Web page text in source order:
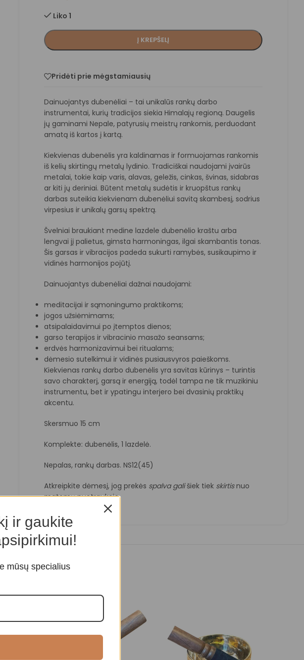
Liko 1
Į KREPŠELĮ
Pridėti prie mėgstamiausių
Dainuojantys dubenėliai – tai unikalūs rankų darbo
instrumentai, kurių tradicijos siekia Himalajų regioną. Daugelis
jų gaminami Nepale, patyrusių meistrų rankomis, perduodant
amatą iš kartos į kartą.
Kiekvienas dubenėlis yra kaldinamas ir formuojamas rankomis
iš kelių skirtingų metalų lydinio. Tradiciškai naudojami įvairūs
metalai, tokie kaip varis, alavas, geležis, cinkas, švinas, sidabras
ar kiti jų deriniai. Būtent metalų sudėtis ir kruopštus rankų
darbas suteikia kiekvienam dubenėliui savitą skambesį, sodrius
virpesius ir unikalų garsų spektrą.
Švelniai braukiant medine lazdele dubenėlio kraštu arba
lengvai jį palietus, gimsta harmoningas, ilgai skambantis tonas.
Šis garsas ir vibracijos padeda sukurti ramybės, susikaupimo ir
vidinės harmonijos pojūtį.
Dainuojantys dubenėliai dažnai naudojami:
meditacijai ir sąmoningumo praktikoms;
jogos užsiėmimams;
atsipalaidavimui po įtemptos dienos;
garso terapijos ir vibracinio masažo seansams;
erdvės harmonizavimui bei ritualams;
dėmesio sutelkimui ir vidinės pusiausvyros paieškoms.
Kiekvienas rankų darbo dubenėlis yra savitas kūrinys – turintis
savo charakterį, garsą ir energiją, todėl tampa ne tik muzikiniu
instrumentu, bet ir ypatingu interjero bei dvasinių praktikų
akcentu.
Skersmuo 15 cm
Komplekte: dubenėlis, 1 lazdelė.
Nepalas, rankų darbas. NS12(45)
Atkreipkite dėmesį, jog prekės spalva gališiek tiek skirtisnuo
matomų nuotraukoje.
ir gaukite
mūsų specialius